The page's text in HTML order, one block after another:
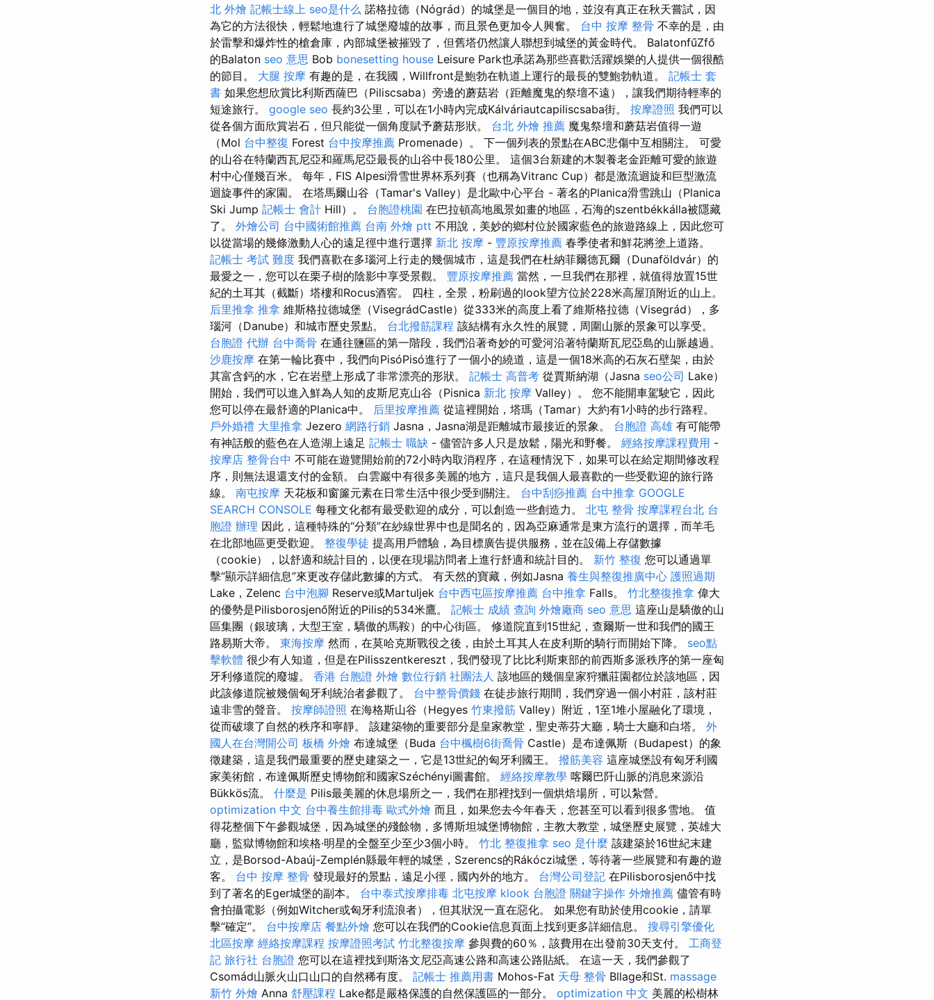
北 外燴 記帳士線上 seo是什么 諾格拉德（Nógrád）的城堡是一個目的地，並沒有真正在秋天嘗試，因
為它的方法很快，輕鬆地進行了城堡廢墟的故事，而且景色更加令人興奮。 台中 按摩 整骨 不幸的是，由
於雷擊和爆炸性的槍倉庫，內部城堡被摧毀了，但舊塔仍然讓人聯想到城堡的黃金時代。 BalatonfűZfő
的Balaton seo 意思 Bob bonesetting house Leisure Park也承諾為那些喜歡活躍娛樂的人提供一個很酷
的節目。 大腿 按摩 有趣的是，在我國，Willfront是鮑勃在軌道上運行的最長的雙鮑勃軌道。 記帳士 套
書 如果您想欣賞比利斯西薩巴（Piliscsaba）旁邊的蘑菇岩（距離魔鬼的祭壇不遠），讓我們期待輕率的
短途旅行。 google seo 長約3公里，可以在1小時內完成Kálváriautcapiliscsaba街。 按摩證照 我們可以
從各個方面欣賞岩石，但只能從一個角度賦予蘑菇形狀。 台北 外燴 推薦 魔鬼祭壇和蘑菇岩值得一遊
（Mol 台中整復 Forest 台中按摩推薦 Promenade）。 下一個列表的景點在ABC悲傷中互相關注。 可愛
的山谷在特蘭西瓦尼亞和羅馬尼亞最長的山谷中長180公里。 這個3台新建的木製養老金距離可愛的旅遊
村中心僅幾百米。 每年，FIS Alpesi滑雪世界杯系列賽（也稱為Vitranc Cup）都是激流迴旋和巨型激流
迴旋事件的家園。 在塔馬爾山谷（Tamar's Valley）是北歐中心平台 - 著名的Planica滑雪跳山（Planica
Ski Jump 記帳士 會計 Hill）。 台胞證桃園 在巴拉頓高地風景如畫的地區，石海的szentbékkálla被隱藏
了。 外燴公司 台中國術館推薦 台南 外燴 ptt 不用說，美妙的鄉村位於國家藍色的旅遊路線上，因此您可
以從當場的幾條激動人心的遠足徑中進行選擇 新北 按摩 - 豐原按摩推薦 春季使者和鮮花將塗上道路。
記帳士 考試 難度 我們喜歡在多瑙河上行走的幾個城市，這是我們在杜納菲爾德瓦爾（Dunaföldvár）的
最愛之一，您可以在栗子樹的陰影中享受景觀。 豐原按摩推薦 當然，一旦我們在那裡，就值得放置15世
紀的土耳其（截斷）塔樓和Rocus酒窖。 四柱，全景，粉刷過的look望方位於228米高屋頂附近的山上。
后里推拿 推拿 維斯格拉德城堡（VisegrádCastle）從333米的高度上看了維斯格拉德（Visegrád），多
瑙河（Danube）和城市歷史景點。 台北撥筋課程 該結構有永久性的展覽，周圍山脈的景象可以享受。
台胞證 代辦 台中喬骨 在通往鹽區的第一階段，我們沿著奇妙的可愛河沿著特蘭斯瓦尼亞島的山脈越過。
沙鹿按摩 在第一輪比賽中，我們向PisóPisó進行了一個小的繞道，這是一個18米高的石灰石壁架，由於
其富含鈣的水，它在岩壁上形成了非常漂亮的形狀。 記帳士 高普考 從賈斯納湖（Jasna seo公司 Lake）
開始，我們可以進入鮮為人知的皮斯尼克山谷（Pisnica 新北 按摩 Valley）。 您不能開車駕駛它，因此
您可以停在最舒適的Planica中。 后里按摩推薦 從這裡開始，塔瑪（Tamar）大約有1小時的步行路程。
戶外婚禮 大里推拿 Jezero 網路行銷 Jasna，Jasna湖是距離城市最接近的景象。 台胞證 高雄 有可能帶
有神話般的藍色在人造湖上遠足 記帳士 職缺 - 儘管許多人只是放鬆，陽光和野餐。 經絡按摩課程費用 -
按摩店 整骨台中 不可能在遊覽開始前的72小時內取消程序，在這種情況下，如果可以在給定期間修改程
序，則無法退還支付的金額。 白雲巖中有很多美麗的地方，這只是我個人最喜歡的一些受歡迎的旅行路
線。 南屯按摩 天花板和窗簾元素在日常生活中很少受到關注。 台中刮痧推薦 台中推拿 GOOGLE
SEARCH CONSOLE 每種文化都有最受歡迎的成分，可以創造一些創造力。 北屯 整骨 按摩課程台北 台
胞證 辦理 因此，這種特殊的“分類”在紗線世界中也是聞名的，因為亞麻通常是東方流行的選擇，而羊毛
在北部地區更受歡迎。 整復學徒 提高用戶體驗，為目標廣告提供服務，並在設備上存儲數據
（cookie），以舒適和統計目的，以便在現場訪問者上進行舒適和統計目的。 新竹 整復 您可以通過單
擊“顯示詳細信息”來更改存儲此數據的方式。 有天然的寶藏，例如Jasna 養生與整復推廣中心 護照過期
Lake，Zelenc 台中泡腳 Reserve或Martuljek 台中西屯區按摩推薦 台中推拿 Falls。 竹北整復推拿 偉大
的優勢是Pilisborosjenő附近的Pilis的534米鷹。 記帳士 成績 查詢 外燴廠商 seo 意思 這座山是驕傲的山
區集團（銀玻璃，大型王室，驕傲的馬鞍）的中心街區。 修道院直到15世紀，查爾斯一世和我們的國王
路易斯大帝。 東海按摩 然而，在莫哈克斯戰役之後，由於土耳其人在皮利斯的騎行而開始下降。 seo點
擊軟體 很少有人知道，但是在Pilisszentkereszt，我們發現了比比利斯東部的前西斯多派秩序的第一座匈
牙利修道院的廢墟。 香港 台胞證 外燴 數位行銷 社團法人 該地區的幾個皇家狩獵莊園都位於該地區，因
此該修道院被幾個匈牙利統治者參觀了。 台中整骨價錢 在徒步旅行期間，我們穿過一個小村莊，該村莊
遠非雪的聲音。 按摩師證照 在海格斯山谷（Hegyes 竹東撥筋 Valley）附近，1至1堆小屋融化了環境，
從而破壞了自然的秩序和寧靜。 該建築物的重要部分是皇家教堂，聖史蒂芬大廳，騎士大廳和白塔。 外
國人在台灣開公司 板橋 外燴 布達城堡（Buda 台中楓樹6街喬骨 Castle）是布達佩斯（Budapest）的象
徵建築，這是我們最重要的歷史建築之一，它是13世紀的匈牙利國王。 撥筋美容 這座城堡設有匈牙利國
家美術館，布達佩斯歷史博物館和國家Széchényi圖書館。 經絡按摩教學 喀爾巴阡山脈的消息來源沿
Bükkös流。 什麼是 Pilis最美麗的休息場所之一，我們在那裡找到一個烘焙場所，可以紮營。
optimization 中文 台中養生館排毒 歐式外燴 而且，如果您去今年春天，您甚至可以看到很多雪地。 值
得花整個下午參觀城堡，因為城堡的殘餘物，多博斯坦城堡博物館，主教大教堂，城堡歷史展覽，英雄大
廳，監獄博物館和埃格·明星的全盤至少至少3個小時。 竹北 整復推拿 seo 是什麼 該建築於16世紀末建
立，是Borsod-Abaúj-Zemplén縣最年輕的城堡，Szerencs的Rákóczi城堡，等待著一些展覽和有趣的遊
客。 台中 按摩 整骨 發現最好的景點，遠足小徑，國內外的地方。 台灣公司登記 在Pilisborosjenő中找
到了著名的Eger城堡的副本。 台中泰式按摩排毒 北屯按摩 klook 台胞證 關鍵字操作 外燴推薦 儘管有時
會拍攝電影（例如Witcher或匈牙利流浪者），但其狀況一直在惡化。 如果您有助於使用cookie，請單
擊“確定”。 台中按摩店 餐點外燴 您可以在我們的Cookie信息頁面上找到更多詳細信息。 搜尋引擎優化
北區按摩 經絡按摩課程 按摩證照考試 竹北整復按摩 參與費的60％，該費用在出發前30天支付。 工商登
記 旅行社 台胞證 您可以在這裡找到斯洛文尼亞高速公路和高速公路貼紙。 在這一天，我們參觀了
Csomád山脈火山口山口的自然稀有度。 記帳士 推薦用書 Mohos-Fat 天母 整骨 Bllage和St. massage
新竹 外燴 Anna 舒壓課程 Lake都是嚴格保護的自然保護區的一部分。 optimization 中文 美麗的松樹林